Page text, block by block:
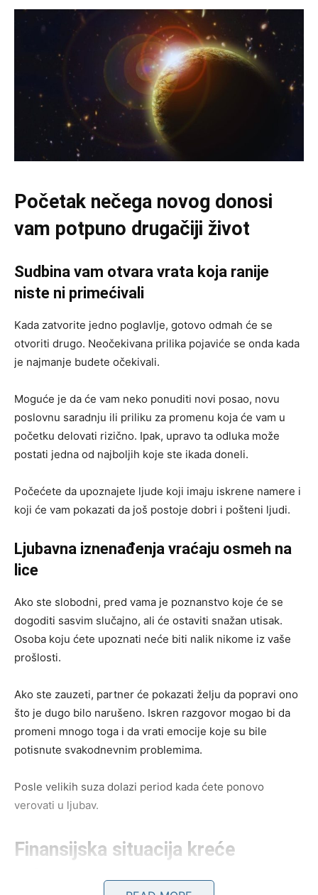
Početak nečega novog donosi
vam potpuno drugačiji život
Sudbina vam otvara vrata koja ranije
niste ni primećivali
Kada zatvorite jedno poglavlje, gotovo odmah će se
otvoriti drugo. Neočekivana prilika pojaviće se onda kada
je najmanje budete očekivali.
Moguće je da će vam neko ponuditi novi posao, novu
poslovnu saradnju ili priliku za promenu koja će vam u
početku delovati rizično. Ipak, upravo ta odluka može
postati jedna od najboljih koje ste ikada doneli.
Počećete da upoznajete ljude koji imaju iskrene namere i
koji će vam pokazati da još postoje dobri i pošteni ljudi.
Ljubavna iznenađenja vraćaju osmeh na
lice
Ako ste slobodni, pred vama je poznanstvo koje će se
dogoditi sasvim slučajno, ali će ostaviti snažan utisak.
Osoba koju ćete upoznati neće biti nalik nikome iz vaše
prošlosti.
Ako ste zauzeti, partner će pokazati želju da popravi ono
što je dugo bilo narušeno. Iskren razgovor mogao bi da
promeni mnogo toga i da vrati emocije koje su bile
potisnute svakodnevnim problemima.
Posle velikih suza dolazi period kada ćete ponovo
verovati u ljubav.
Finansijska situacija kreće
uzlaznom putanjom